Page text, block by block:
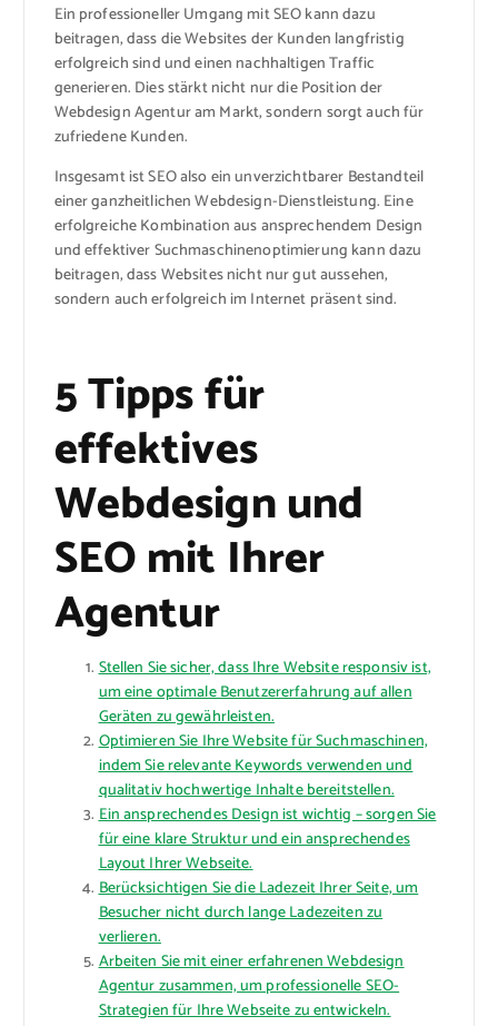
Ein professioneller Umgang mit SEO kann dazu
beitragen, dass die Websites der Kunden langfristig
erfolgreich sind und einen nachhaltigen Traffic
generieren. Dies stärkt nicht nur die Position der
Webdesign Agentur am Markt, sondern sorgt auch für
zufriedene Kunden.
Insgesamt ist SEO also ein unverzichtbarer Bestandteil
einer ganzheitlichen Webdesign-Dienstleistung. Eine
erfolgreiche Kombination aus ansprechendem Design
und effektiver Suchmaschinenoptimierung kann dazu
beitragen, dass Websites nicht nur gut aussehen,
sondern auch erfolgreich im Internet präsent sind.
5 Tipps für
effektives
Webdesign und
SEO mit Ihrer
Agentur
Stellen Sie sicher, dass Ihre Website responsiv ist,
um eine optimale Benutzererfahrung auf allen
Geräten zu gewährleisten.
Optimieren Sie Ihre Website für Suchmaschinen,
indem Sie relevante Keywords verwenden und
qualitativ hochwertige Inhalte bereitstellen.
Ein ansprechendes Design ist wichtig – sorgen Sie
für eine klare Struktur und ein ansprechendes
Layout Ihrer Webseite.
Berücksichtigen Sie die Ladezeit Ihrer Seite, um
Besucher nicht durch lange Ladezeiten zu
verlieren.
Arbeiten Sie mit einer erfahrenen Webdesign
Agentur zusammen, um professionelle SEO-
Strategien für Ihre Webseite zu entwickeln.